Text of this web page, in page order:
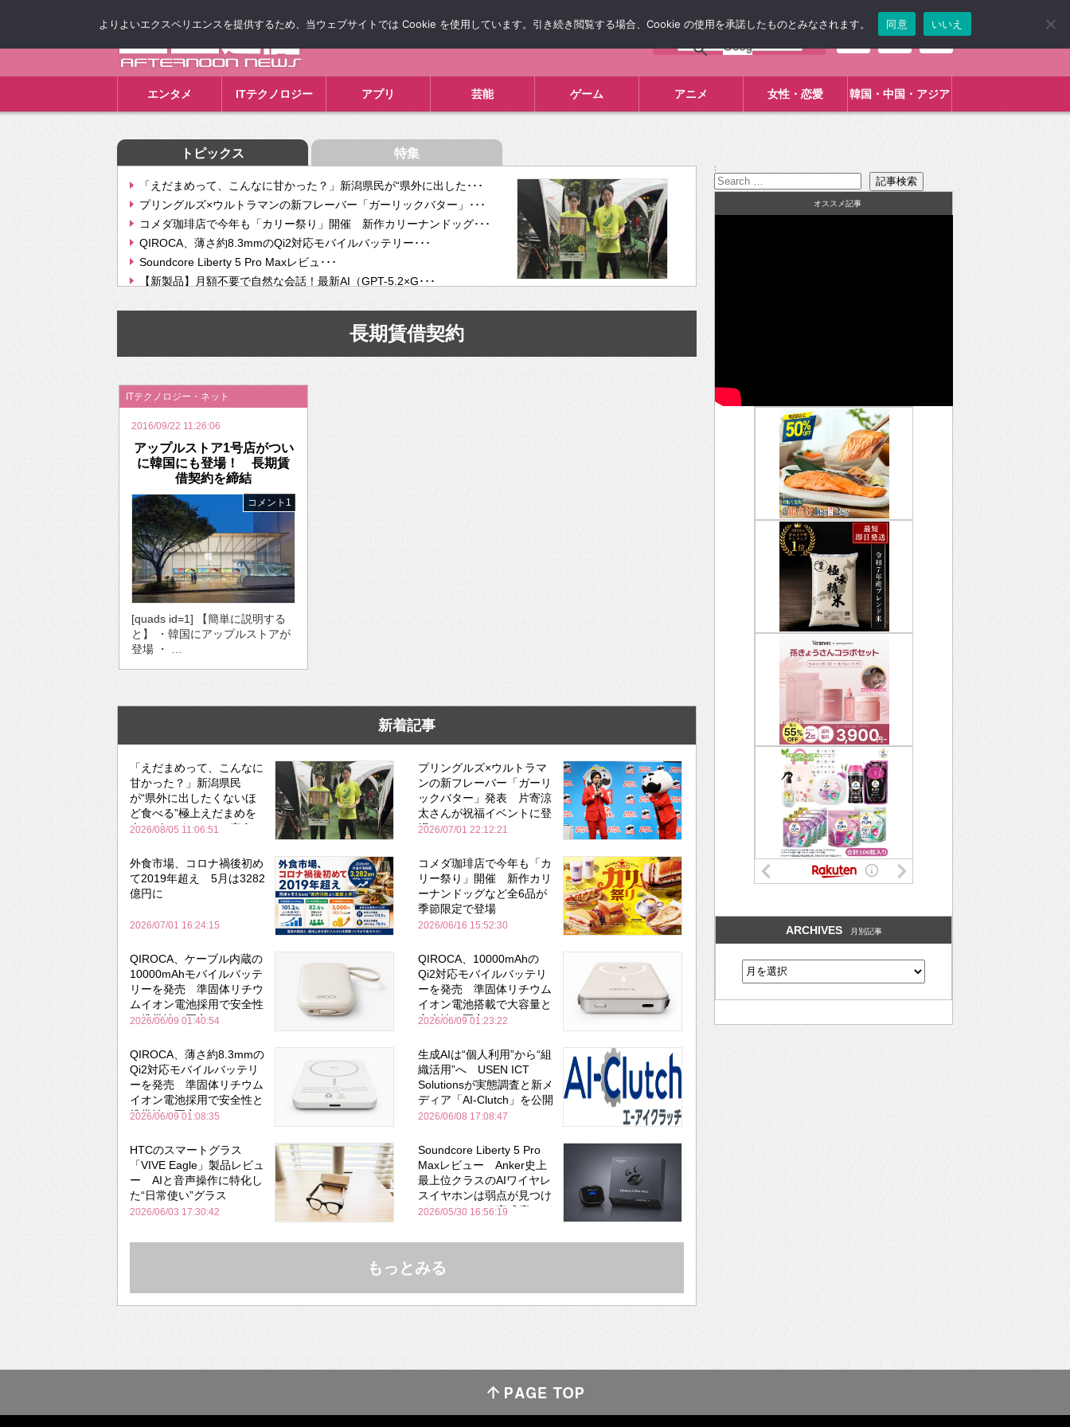
エンタメ ITテクノロジー アプリ 芸能 ゲーム アニメ 女性・恋愛 韓国・中国・アジア
トピックス 特集
「えだまめって、こんなに甘かった？」新潟県民が“県外に出した･･･
プリングルズ×ウルトラマンの新フレーバー「ガーリックバター」･･･
コメダ珈琲店で今年も「カリー祭り」開催 新作カリーナンドッグ･･･
QIROCA、薄さ約8.3mmのQi2対応モバイルバッテリー･･･
Soundcore Liberty 5 Pro Maxレビュ･･･
【新製品】月額不要で自然な会話！最新AI（GPT-5.2×G･･･
【次世代の没入感と生産性】VITURE Luma Ultra･･･
挫折率8割の壁をAIで突破。ジャストシステム、”自分が今話し･･･
2026年のバレンタインは「自分で作って、想いを渡す」 TE･･･
長期賃借契約
ITテクノロジー・ネット
2016/09/22 11:26:06
アップルストア1号店がつい
に韓国にも登場！ 長期賃
借契約を締結
コメント1
[quads id=1] 【簡単に説明する
と】 ・韓国にアップルストアが
登場 ・ …
新着記事
「えだまめって、こんなに
甘かった？」新潟県民
が“県外に出したくないほ
ど食べる”極上えだまめを
森のビアガーデンで実食
2026/08/05 11:06:51
プリングルズ×ウルトラマ
ンの新フレーバー「ガーリ
ックバター」発表 片寄涼
太さんが祝福イベントに登
場
2026/07/01 22:12:21
外食市場、コロナ禍後初め
て2019年超え 5月は3282
億円に
2026/07/01 16:24:15
コメダ珈琲店で今年も「カ
リー祭り」開催 新作カリ
ーナンドッグなど全6品が
季節限定で登場
2026/06/16 15:52:30
QIROCA、ケーブル内蔵の
10000mAhモバイルバッテ
リーを発売 準固体リチウ
ムイオン電池採用で安全性
と携帯性を両立
2026/06/09 01:40:54
QIROCA、10000mAhの
Qi2対応モバイルバッテリ
ーを発売 準固体リチウム
イオン電池搭載で大容量と
安全性を両立
2026/06/09 01:23:22
QIROCA、薄さ約8.3mmの
Qi2対応モバイルバッテリ
ーを発売 準固体リチウム
イオン電池採用で安全性と
携帯性を両立
2026/06/09 01:08:35
生成AIは“個人利用”から“組
織活用”へ USEN ICT
Solutionsが実態調査と新メ
ディア「AI-Clutch」を公開
2026/06/08 17:08:47
HTCのスマートグラス
「VIVE Eagle」製品レビュ
ー AIと音声操作に特化し
た“日常使い”グラス
2026/06/03 17:30:42
Soundcore Liberty 5 Pro
Maxレビュー Anker史上
最上位クラスのAIワイヤレ
スイヤホンは弱点が見つけ
づらいくらいの完成度にび
Bose並み
2026/05/30 16:56:19
もっとみる
:
オススメ記事
ARCHIVES 月別記事
よりよいエクスペリエンスを提供するため、当ウェブサイトでは Cookie を使用しています。引き続き閲覧する場合、Cookie の使用を承諾したものとみなされます。 同意 いいえ